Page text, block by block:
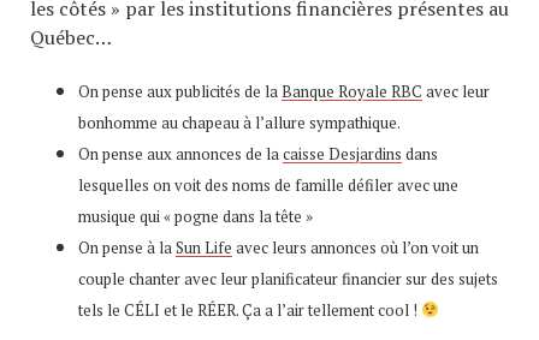
les côtés » par les institutions financières présentes au
Québec…
On pense aux publicités de laBanque Royale RBC avec leur
bonhomme au chapeau à l’allure sympathique.
On pense aux annonces de lacaisse Desjardins dans
lesquelles on voit des noms de famille défiler avec une
musique qui « pogne dans la tête »
On pense à laSun Life avec leurs annonces où l’on voit un
couple chanter avec leur planificateur financier sur des sujets
tels le CÉLI et le RÉER. Ça a l’air tellement cool !